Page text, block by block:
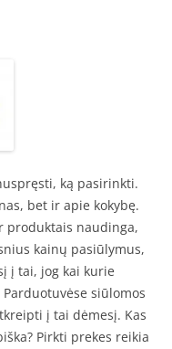
ką pasirinkti.
bet ir apie kokybę.
produktais naudinga,
kainų pasiūlymus,
į tai, jog kai kurie
siūlomos
į tai dėmesį. Kas
Pirkti prekes reikia